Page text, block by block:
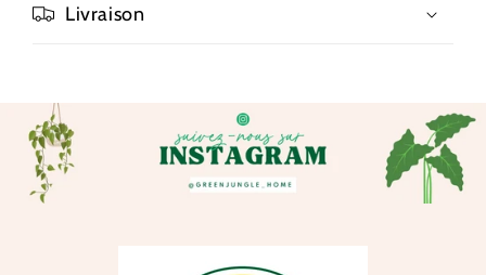
Livraison